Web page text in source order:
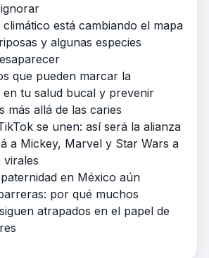
climático está cambiando el mapa
y algunas especies
que pueden marcar la
en tu salud bucal y prevenir
más allá de las caries
se unen: así será la alianza
a Mickey, Marvel y Star Wars a
virales
en México aún
por qué muchos
atrapados en el papel de